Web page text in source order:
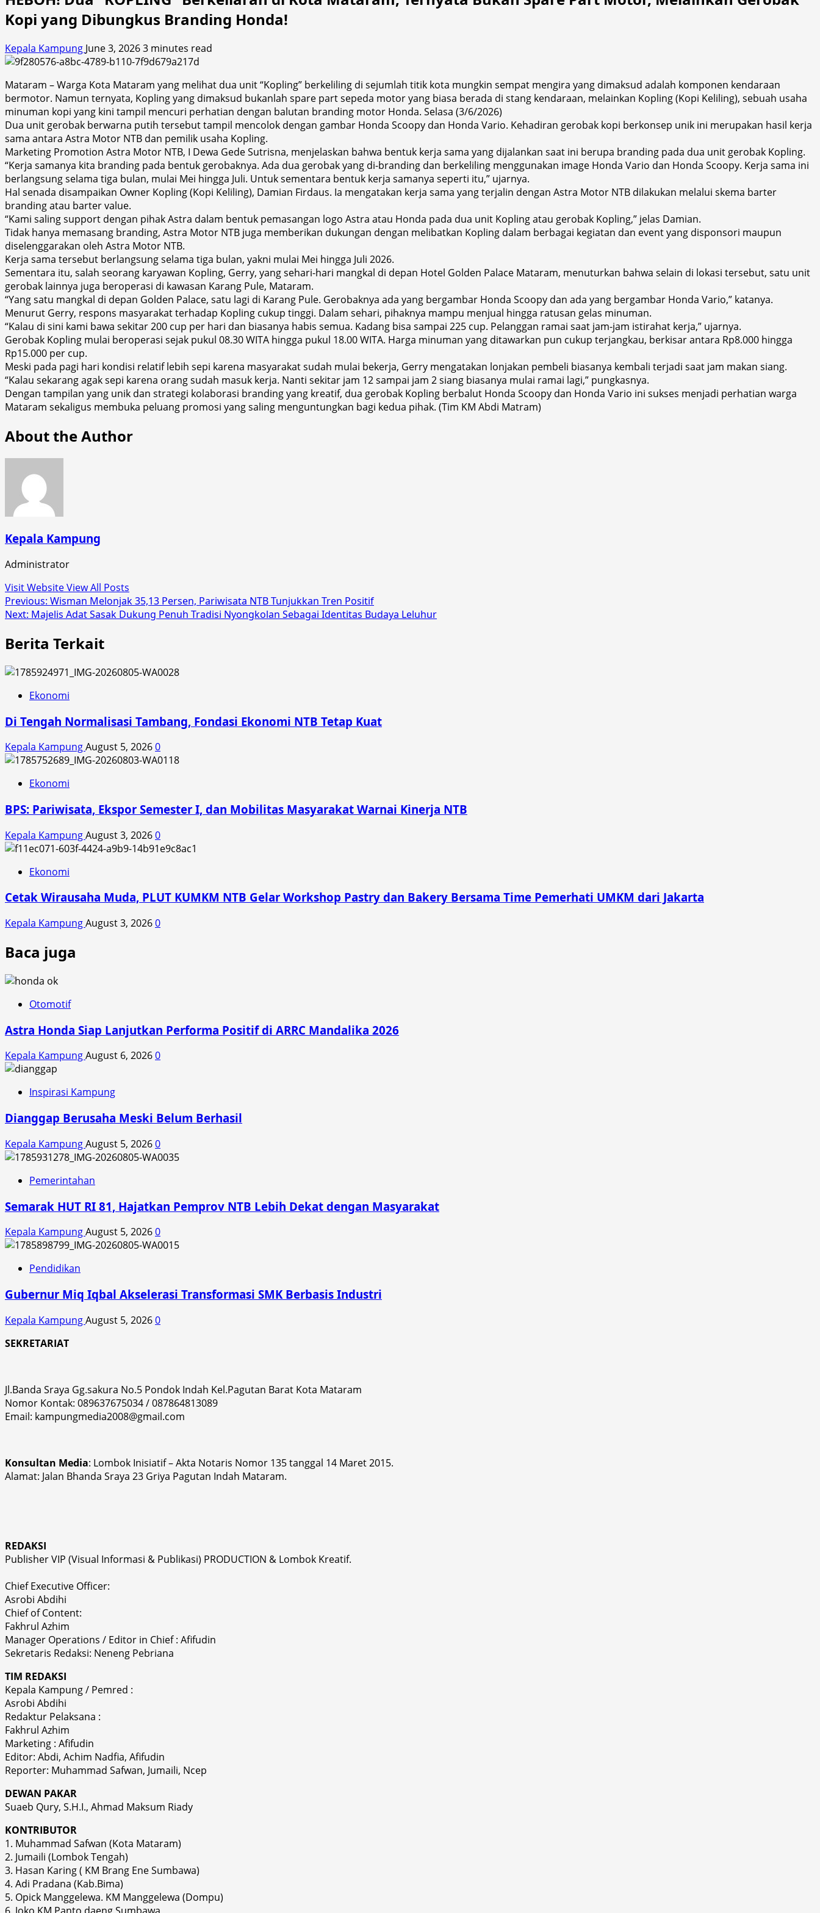
Kopi yang Dibungkus Branding Honda!
Kepala Kampung June 3, 20263 minutes read
Mataram – Warga Kota Mataram yang melihat dua unit “Kopling” berkeliling di sejumlah titik kota mungkin sempat mengira yang dimaksud adalah komponen kendaraan
bermotor. Namun ternyata, Kopling yang dimaksud bukanlah spare part sepeda motor yang biasa berada di stang kendaraan, melainkan Kopling (Kopi Keliling), sebuah usaha
minuman kopi yang kini tampil mencuri perhatian dengan balutan branding motor Honda. Selasa (3/6/2026)
Dua unit gerobak berwarna putih tersebut tampil mencolok dengan gambar Honda Scoopy dan Honda Vario. Kehadiran gerobak kopi berkonsep unik ini merupakan hasil kerja
sama antara Astra Motor NTB dan pemilik usaha Kopling.
Marketing Promotion Astra Motor NTB, I Dewa Gede Sutrisna, menjelaskan bahwa bentuk kerja sama yang dijalankan saat ini berupa branding pada dua unit gerobak Kopling.
“Kerja samanya kita branding pada bentuk gerobaknya. Ada dua gerobak yang di-branding dan berkeliling menggunakan image Honda Vario dan Honda Scoopy. Kerja sama ini
berlangsung selama tiga bulan, mulai Mei hingga Juli. Untuk sementara bentuk kerja samanya seperti itu,” ujarnya.
Hal senada disampaikan Owner Kopling (Kopi Keliling), Damian Firdaus. Ia mengatakan kerja sama yang terjalin dengan Astra Motor NTB dilakukan melalui skema barter
branding atau barter value.
“Kami saling support dengan pihak Astra dalam bentuk pemasangan logo Astra atau Honda pada dua unit Kopling atau gerobak Kopling,” jelas Damian.
Tidak hanya memasang branding, Astra Motor NTB juga memberikan dukungan dengan melibatkan Kopling dalam berbagai kegiatan dan event yang disponsori maupun
diselenggarakan oleh Astra Motor NTB.
Kerja sama tersebut berlangsung selama tiga bulan, yakni mulai Mei hingga Juli 2026.
Sementara itu, salah seorang karyawan Kopling, Gerry, yang sehari-hari mangkal di depan Hotel Golden Palace Mataram, menuturkan bahwa selain di lokasi tersebut, satu unit
gerobak lainnya juga beroperasi di kawasan Karang Pule, Mataram.
“Yang satu mangkal di depan Golden Palace, satu lagi di Karang Pule. Gerobaknya ada yang bergambar Honda Scoopy dan ada yang bergambar Honda Vario,” katanya.
Menurut Gerry, respons masyarakat terhadap Kopling cukup tinggi. Dalam sehari, pihaknya mampu menjual hingga ratusan gelas minuman.
“Kalau di sini kami bawa sekitar 200 cup per hari dan biasanya habis semua. Kadang bisa sampai 225 cup. Pelanggan ramai saat jam-jam istirahat kerja,” ujarnya.
Gerobak Kopling mulai beroperasi sejak pukul 08.30 WITA hingga pukul 18.00 WITA. Harga minuman yang ditawarkan pun cukup terjangkau, berkisar antara Rp8.000 hingga
Rp15.000 per cup.
Meski pada pagi hari kondisi relatif lebih sepi karena masyarakat sudah mulai bekerja, Gerry mengatakan lonjakan pembeli biasanya kembali terjadi saat jam makan siang.
“Kalau sekarang agak sepi karena orang sudah masuk kerja. Nanti sekitar jam 12 sampai jam 2 siang biasanya mulai ramai lagi,” pungkasnya.
Dengan tampilan yang unik dan strategi kolaborasi branding yang kreatif, dua gerobak Kopling berbalut Honda Scoopy dan Honda Vario ini sukses menjadi perhatian warga
Mataram sekaligus membuka peluang promosi yang saling menguntungkan bagi kedua pihak. (Tim KM Abdi Matram)
About the Author
Kepala Kampung
Administrator
Visit WebsiteView All Posts
Post
navigation
Previous: Wisman Melonjak 35,13 Persen, Pariwisata NTB Tunjukkan Tren Positif
Next: Majelis Adat Sasak Dukung Penuh Tradisi Nyongkolan Sebagai Identitas Budaya Leluhur
Berita Terkait
Ekonomi
Di Tengah Normalisasi Tambang, Fondasi Ekonomi NTB Tetap Kuat
Kepala KampungAugust 5, 20260
Ekonomi
BPS: Pariwisata, Ekspor Semester I, dan Mobilitas Masyarakat Warnai Kinerja NTB
Kepala KampungAugust 3, 20260
Ekonomi
Cetak Wirausaha Muda, PLUT KUMKM NTB Gelar Workshop Pastry dan Bakery Bersama Time Pemerhati UMKM dari Jakarta
Kepala KampungAugust 3, 20260
Baca juga
Otomotif
Astra Honda Siap Lanjutkan Performa Positif di ARRC Mandalika 2026
Kepala KampungAugust 6, 20260
Inspirasi Kampung
Dianggap Berusaha Meski Belum Berhasil
Kepala KampungAugust 5, 20260
Pemerintahan
Semarak HUT RI 81, Hajatkan Pemprov NTB Lebih Dekat dengan Masyarakat
Kepala KampungAugust 5, 20260
Pendidikan
Gubernur Miq Iqbal Akselerasi Transformasi SMK Berbasis Industri
Kepala KampungAugust 5, 20260
SEKRETARIAT
Jl.Banda Sraya Gg.sakura No.5 Pondok Indah Kel.Pagutan Barat Kota Mataram
Nomor Kontak: 089637675034 / 087864813089
Email: kampungmedia2008@gmail.com
Konsultan Media: Lombok Inisiatif – Akta Notaris Nomor 135 tanggal 14 Maret 2015.
Alamat: Jalan Bhanda Sraya 23 Griya Pagutan Indah Mataram.
REDAKSI
Publisher VIP (Visual Informasi & Publikasi) PRODUCTION & Lombok Kreatif.
Chief Executive Officer:
Asrobi Abdihi
Chief of Content:
Fakhrul Azhim
Manager Operations / Editor in Chief : Afifudin
Sekretaris Redaksi: Neneng Pebriana
TIM REDAKSI
Kepala Kampung / Pemred :
Asrobi Abdihi
Redaktur Pelaksana :
Fakhrul Azhim
Marketing : Afifudin
Editor: Abdi, Achim Nadfia, Afifudin
Reporter: Muhammad Safwan, Jumaili, Ncep
DEWAN PAKAR
Suaeb Qury, S.H.I., Ahmad Maksum Riady
KONTRIBUTOR
1. Muhammad Safwan (Kota Mataram)
2. Jumaili (Lombok Tengah)
3. Hasan Karing ( KM Brang Ene Sumbawa)
4. Adi Pradana (Kab.Bima)
5. Opick Manggelewa. KM Manggelewa (Dompu)